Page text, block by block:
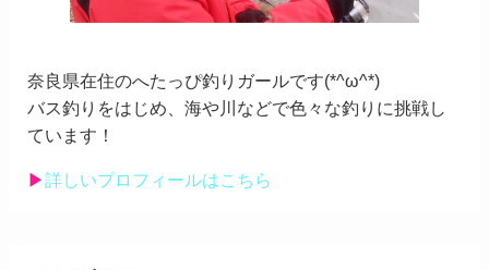
奈良県在住のへたっぴ釣りガールです(*^ω^*)
バス釣りをはじめ、海や川などで色々な釣りに挑戦し
ています！
▶︎詳しいプロフィールはこちら